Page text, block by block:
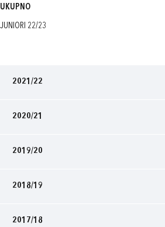
UKUPNO
JUNIORI 22/23
2021/22
2020/21
2019/20
2018/19
2017/18